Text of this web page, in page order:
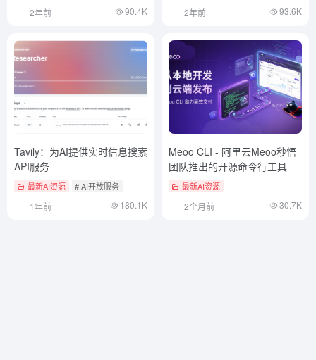
2年前 90.4K 2年前 93.6K
Tavily：为AI提供实时信息搜索
API服务
最新AI资源 # AI开放服务
1年前 180.1K
Meoo CLI - 阿里云Meoo秒悟
团队推出的开源命令行工具
最新AI资源
2个月前 30.7K